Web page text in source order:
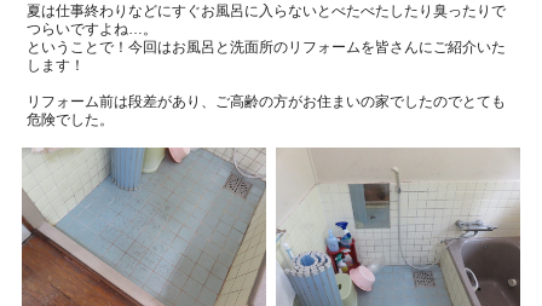
夏は仕事終わりなどにすぐお風呂に入らないとべたべたしたり臭ったりで
つらいですよね…。
ということで！今回はお風呂と洗面所のリフォームを皆さんにご紹介いた
します！
リフォーム前は段差があり、ご高齢の方がお住まいの家でしたのでとても
危険でした。